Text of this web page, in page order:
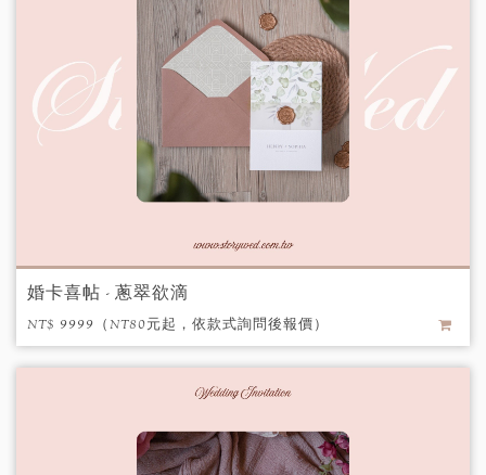
婚卡喜帖 - 蔥翠欲滴
NT$ 9999（NT80元起，依款式詢問後報價）
/ 個